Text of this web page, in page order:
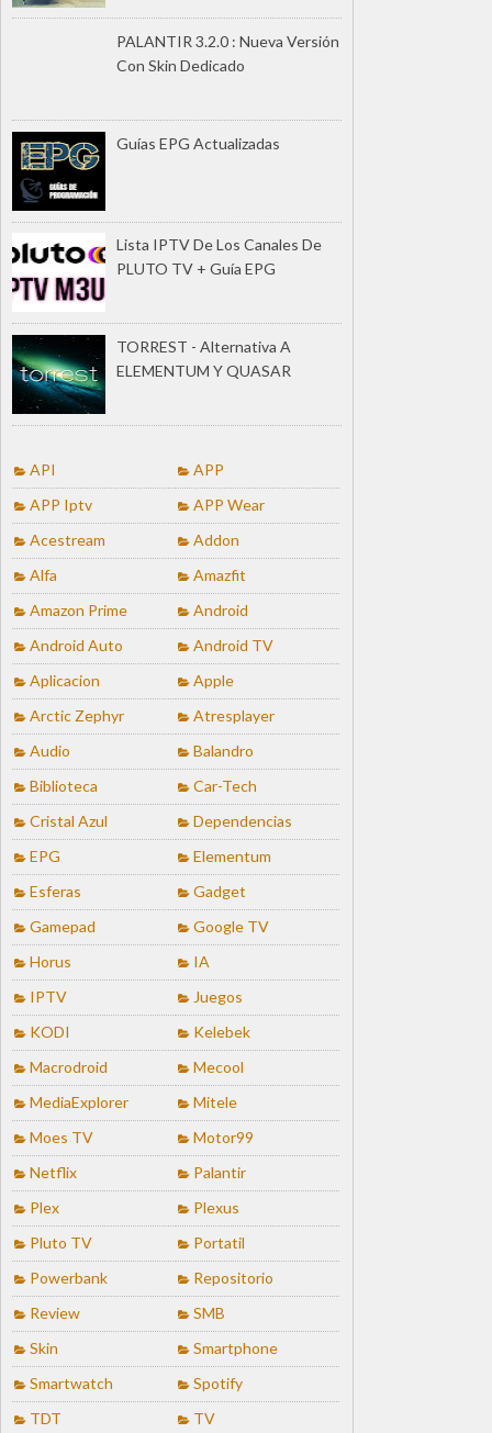
PALANTIR 3.2.0 : Nueva Versión
Con Skin Dedicado
Guías EPG Actualizadas
Lista IPTV De Los Canales De
PLUTO TV + Guía EPG
TORREST - Alternativa A
ELEMENTUM Y QUASAR
API
APP
APP Iptv
APP Wear
Acestream
Addon
Alfa
Amazfit
Amazon Prime
Android
Android Auto
Android TV
Aplicacion
Apple
Arctic Zephyr
Atresplayer
Audio
Balandro
Biblioteca
Car-Tech
Cristal Azul
Dependencias
EPG
Elementum
Esferas
Gadget
Gamepad
Google TV
Horus
IA
IPTV
Juegos
KODI
Kelebek
Macrodroid
Mecool
MediaExplorer
Mitele
Moes TV
Motor99
Netflix
Palantir
Plex
Plexus
Pluto TV
Portatil
Powerbank
Repositorio
Review
SMB
Skin
Smartphone
Smartwatch
Spotify
TDT
TV